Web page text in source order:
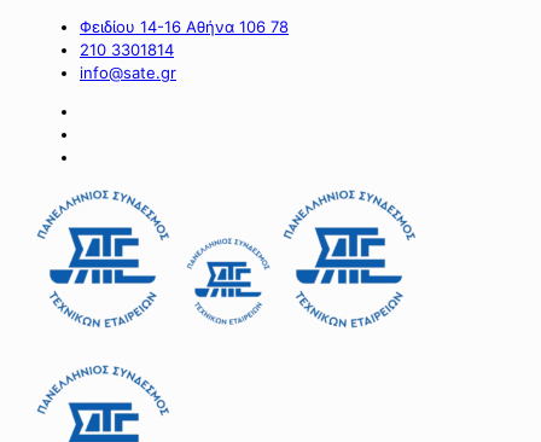
Φειδίου 14-16 Αθήνα 106 78
210 3301814
info@sate.gr